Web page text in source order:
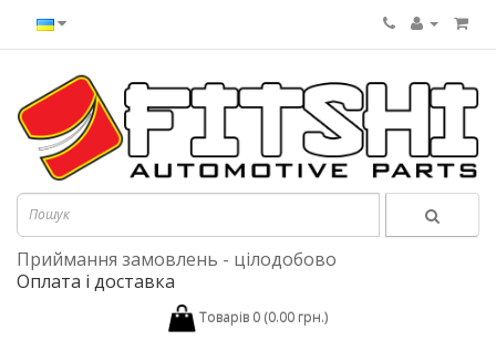
Приймання замовлень - цілодобово
Оплата і доставка
Товарів 0 (0.00 грн.)